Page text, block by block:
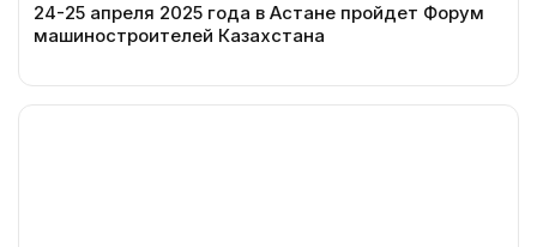
24-25 апреля 2025 года в Астане пройдет Форум
машиностроителей Казахстана